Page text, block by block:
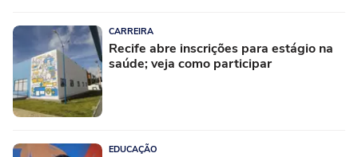
CARREIRA
Recife abre inscrições para estágio na
saúde; veja como participar
EDUCAÇÃO